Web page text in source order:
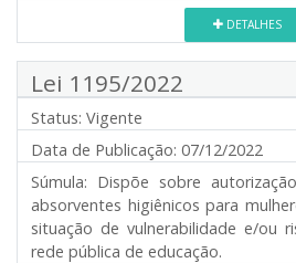
DETALHES
Lei 1195/2022
Status: Vigente
Data de Publicação: 07/12/2022
Súmula: Dispõe sobre
absorventes higiênicos para
situação de vulnerabilidade e/ou
rede pública de educação.